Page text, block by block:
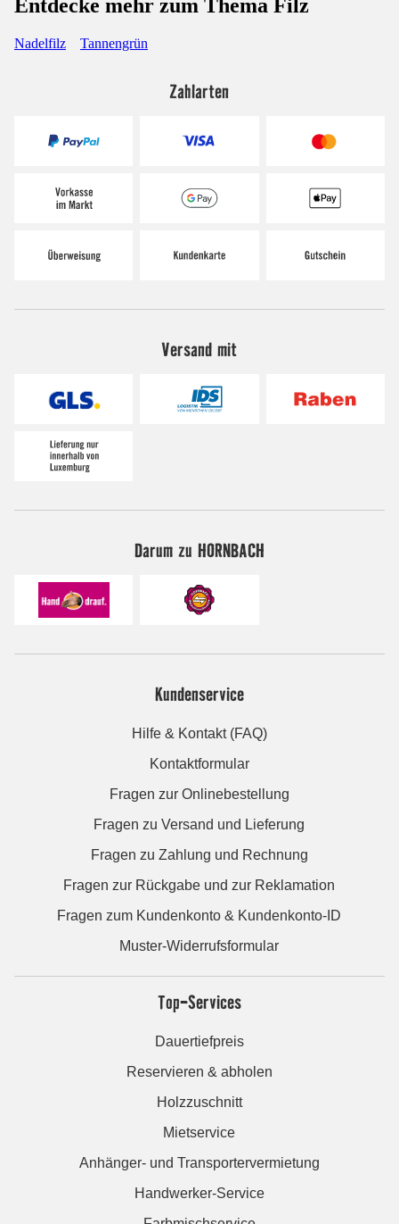
Entdecke mehr zum Thema Filz
Nadelfilz Tannengrün
Zahlarten
Versand mit
Darum zu HORNBACH
Kundenservice
Hilfe & Kontakt (FAQ)
Kontaktformular
Fragen zur Onlinebestellung
Fragen zu Versand und Lieferung
Fragen zu Zahlung und Rechnung
Fragen zur Rückgabe und zur Reklamation
Fragen zum Kundenkonto & Kundenkonto-ID
Muster-Widerrufsformular
Top-Services
Dauertiefpreis
Reservieren & abholen
Holzzuschnitt
Mietservice
Anhänger- und Transportervermietung
Handwerker-Service